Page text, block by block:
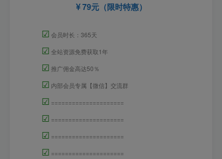
79元（限时特惠）
☑ 会员时长：365天
☑ 全站资源免费获取1年
☑ 推广佣金高达50％
☑ 内部会员专属【微信】交流群
☑ =====================
☑ =====================
☑ =====================
☑ =====================